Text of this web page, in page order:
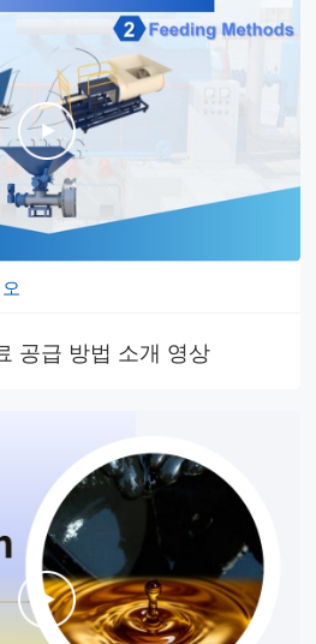
공급 방법 소개 영상